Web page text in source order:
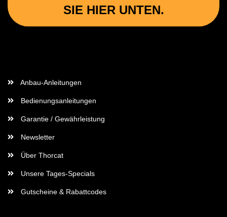
SIE HIER UNTEN.
Anbau-Anleitungen
Bedienungsanleitungen
Garantie / Gewährleistung
Newsletter
Über Thorcat
Unsere Tages-Specials
Gutscheine & Rabattcodes